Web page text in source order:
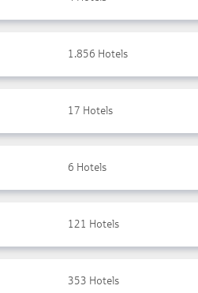
1.856 Hotels
17 Hotels
6 Hotels
121 Hotels
353 Hotels